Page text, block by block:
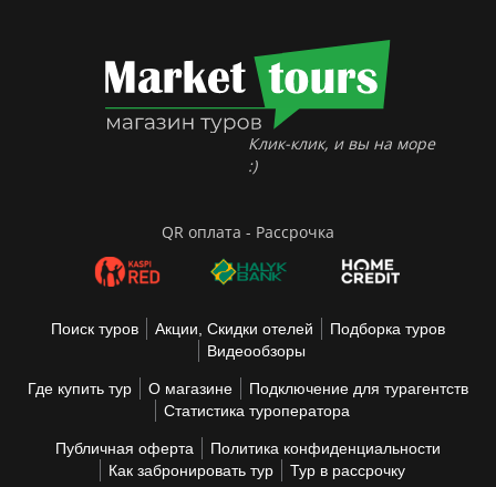
Клик-клик, и вы на море
:)
QR оплата - Рассрочка
Поиск туров Акции, Скидки отелей
Подборка туров
Видеообзоры
Где купить тур О магазине
Подключение для турагентств
Статистика туроператора
Публичная оферта
Политика конфиденциальности
Как забронировать тур
Тур в рассрочку